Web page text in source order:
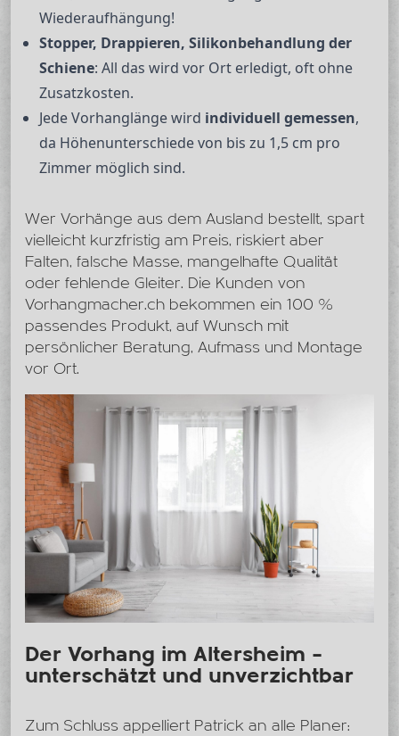
Wiederaufhängung!
Stopper, Drappieren, Silikonbehandlung der
Schiene: All das wird vor Ort erledigt, oft ohne
Zusatzkosten.
Jede Vorhanglänge wird individuell gemessen,
da Höhenunterschiede von bis zu 1,5 cm pro
Zimmer möglich sind.
Wer Vorhänge aus dem Ausland bestellt, spart
vielleicht kurzfristig am Preis, riskiert aber
Falten, falsche Masse, mangelhafte Qualität
oder fehlende Gleiter. Die Kunden von
Vorhangmacher.ch bekommen ein 100 %
passendes Produkt, auf Wunsch mit
persönlicher Beratung, Aufmass und Montage
vor Ort.
Der Vorhang im Altersheim –
unterschätzt und unverzichtbar
Zum Schluss appelliert Patrick an alle Planer: